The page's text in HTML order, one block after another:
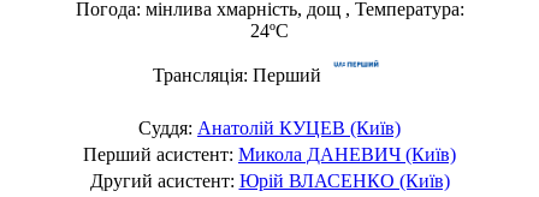
Погода: мінлива хмарність, дощ , Температура:
24ºC
Трансляція: Перший
Суддя: Анатолій КУЦЕВ (Київ)
Перший асистент: Микола ДАНЕВИЧ (Київ)
Другий асистент: Юрій ВЛАСЕНКО (Київ)